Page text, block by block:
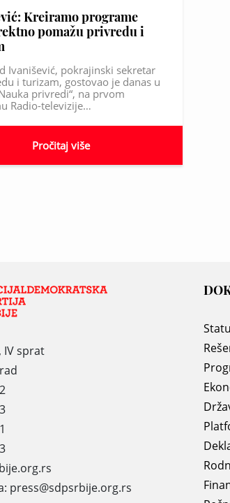
Kreiramo programe
pomažu privredu i
Ivanišević, pokrajinski sekretar
i turizam, gostovao je danas u
privredi“, na prvom
Radio-televizije…
Pročitaj više
IV sprat
press@sdpsrbije.org.rs